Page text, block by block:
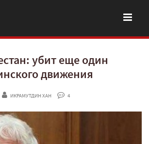
убит еще один
движения
ИКРАМУТДИН ХАН 4